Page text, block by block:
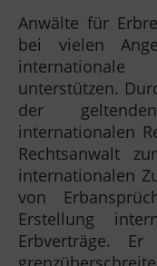
Anwälte für
bei vielen
unterstützen.
der
internationalen
Rechtsanwalt
internationalen
von
Erstellung
Erbverträge.